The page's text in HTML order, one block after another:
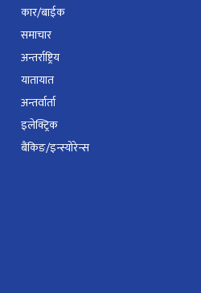
कार/बाईक
समाचार
अन्तर्राष्ट्रिय
यातायात
अन्तर्वार्ता
इलेक्ट्रिक
बैंकिङ/इन्स्योरेन्स